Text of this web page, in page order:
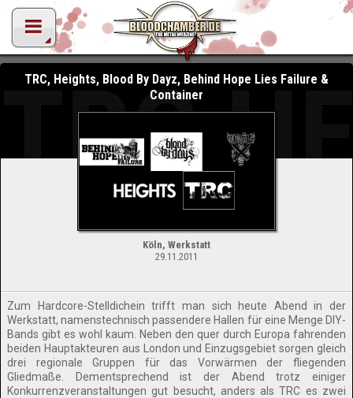
TRC
TRC, Heights, Blood By Dayz, Behind Hope Lies Failure &
Container
Köln, Werkstatt
29.11.2011
Zum Hardcore-Stelldichein trifft man sich heute Abend in der
Werkstatt, namenstechnisch passendere Hallen für eine Menge DIY-
Bands gibt es wohl kaum. Neben den quer durch Europa fahrenden
beiden Hauptakteuren aus London und Einzugsgebiet sorgen gleich
drei regionale Gruppen für das Vorwärmen der fliegenden
Gliedmaße. Dementsprechend ist der Abend trotz einiger
Konkurrenzveranstaltungen gut besucht, anders als TRC es zwei